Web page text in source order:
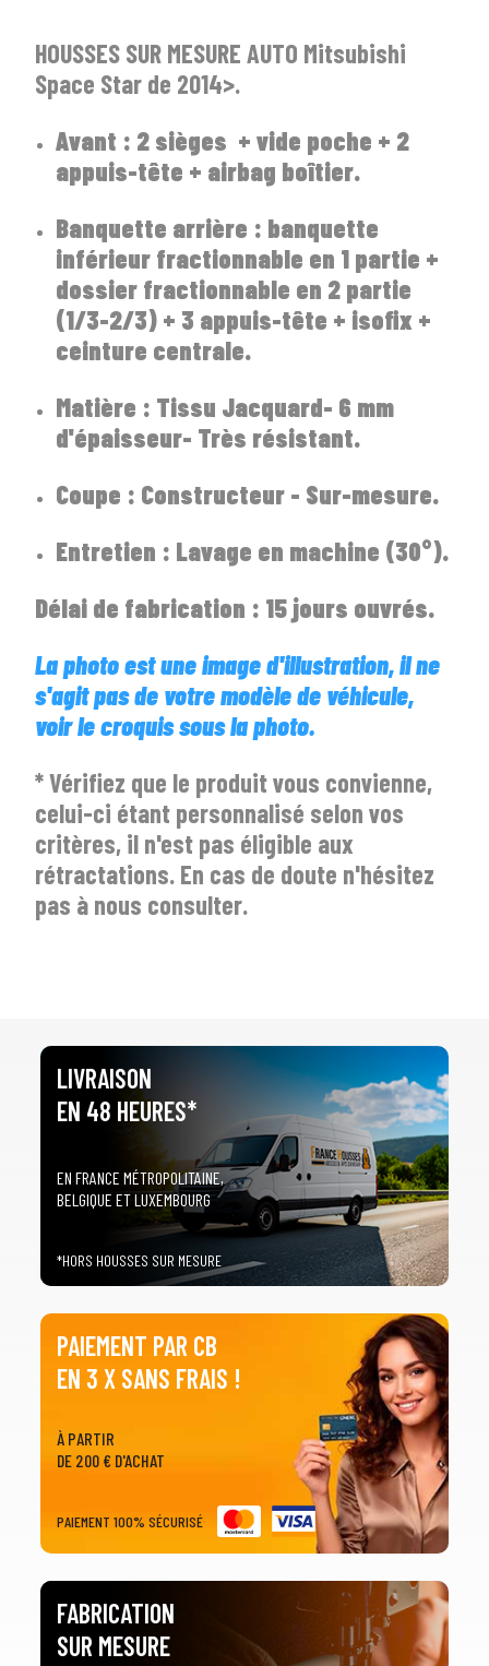
SÉLECTIONNEZ LE TYPE DE VOTRE VÉHICULE
Tous les types
SÉLECTIONNEZ LA MARQUE DE VOTRE VÉHICULE
Toutes les marques
arrow_drop_down
Tous les modèles
HOUSSES SUR MESURE AUTO Mitsubishi
Space Star de 2014>.
Avant : 2 sièges + vide poche + 2
appuis-tête + airbag boîtier.
Banquette arrière : banquette
inférieur fractionnable en 1 partie +
dossier fractionnable en 2 partie
(1/3-2/3) + 3 appuis-tête + isofix +
ceinture centrale.
Matière : Tissu Jacquard- 6 mm
d'épaisseur- Très résistant.
Coupe : Constructeur - Sur-mesure.
Entretien : Lavage en machine (30°).
Délai de fabrication : 15 jours ouvrés.
La photo est une image d'illustration, il ne
s'agit pas de votre modèle de véhicule,
voir le croquis sous la photo.
* Vérifiez que le produit vous convienne,
celui-ci étant personnalisé selon vos
critères, il n'est pas éligible aux
rétractations. En cas de doute n'hésitez
pas à nous consulter.
LIVRAISON
EN 48 HEURES*
EN FRANCE MÉTROPOLITAINE,
BELGIQUE ET LUXEMBOURG
*HORS HOUSSES SUR MESURE
PAIEMENT PAR CB
EN 3 X SANS FRAIS !
À PARTIR
DE 200 € D'ACHAT
PAIEMENT 100% SÉCURISÉ
FABRICATION
SUR MESURE